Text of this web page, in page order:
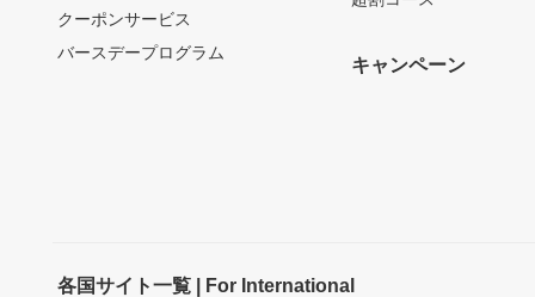
クーポンサービス
バースデープログラム
キャンペーン
各国サイト一覧 | For International